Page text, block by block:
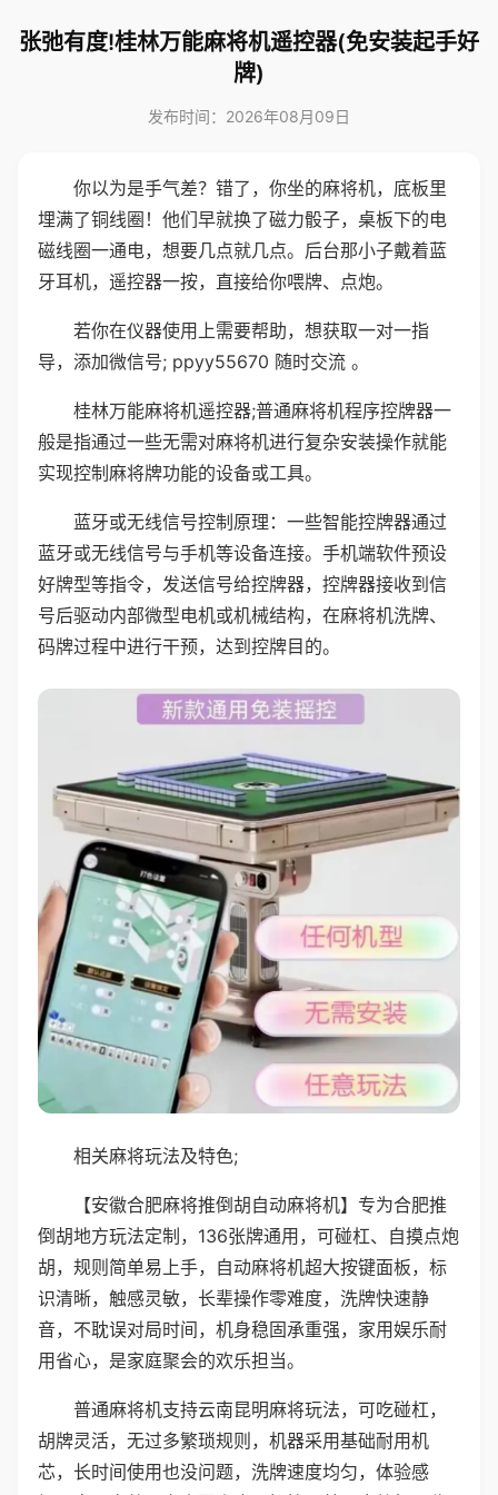
张弛有度!桂林万能麻将机遥控器(免安装起手好
牌)
发布时间：2026年08月09日
你以为是手气差？错了，你坐的麻将机，底板里
埋满了铜线圈！他们早就换了磁力骰子，桌板下的电
磁线圈一通电，想要几点就几点。后台那小子戴着蓝
牙耳机，遥控器一按，直接给你喂牌、点炮。
若你在仪器使用上需要帮助，想获取一对一指
导，添加微信号; ppyy55670 随时交流 。
桂林万能麻将机遥控器;普通麻将机程序控牌器一
般是指通过一些无需对麻将机进行复杂安装操作就能
实现控制麻将牌功能的设备或工具。
蓝牙或无线信号控制原理：一些智能控牌器通过
蓝牙或无线信号与手机等设备连接。手机端软件预设
好牌型等指令，发送信号给控牌器，控牌器接收到信
号后驱动内部微型电机或机械结构，在麻将机洗牌、
码牌过程中进行干预，达到控牌目的。
相关麻将玩法及特色;
【安徽合肥麻将推倒胡自动麻将机】专为合肥推
倒胡地方玩法定制，136张牌通用，可碰杠、自摸点炮
胡，规则简单易上手，自动麻将机超大按键面板，标
识清晰，触感灵敏，长辈操作零难度，洗牌快速静
音，不耽误对局时间，机身稳固承重强，家用娱乐耐
用省心，是家庭聚会的欢乐担当。
普通麻将机支持云南昆明麻将玩法，可吃碰杠，
胡牌灵活，无过多繁琐规则，机器采用基础耐用机
芯，长时间使用也没问题，洗牌速度均匀，体验感